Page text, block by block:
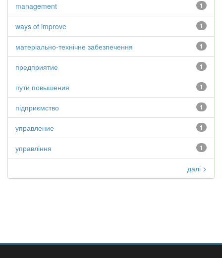
1
management
1
ways of improve
1
матеріально-технічне забезпечення
1
предприятие
1
пути повышения
1
підприємство
1
управление
1
управління
далі >